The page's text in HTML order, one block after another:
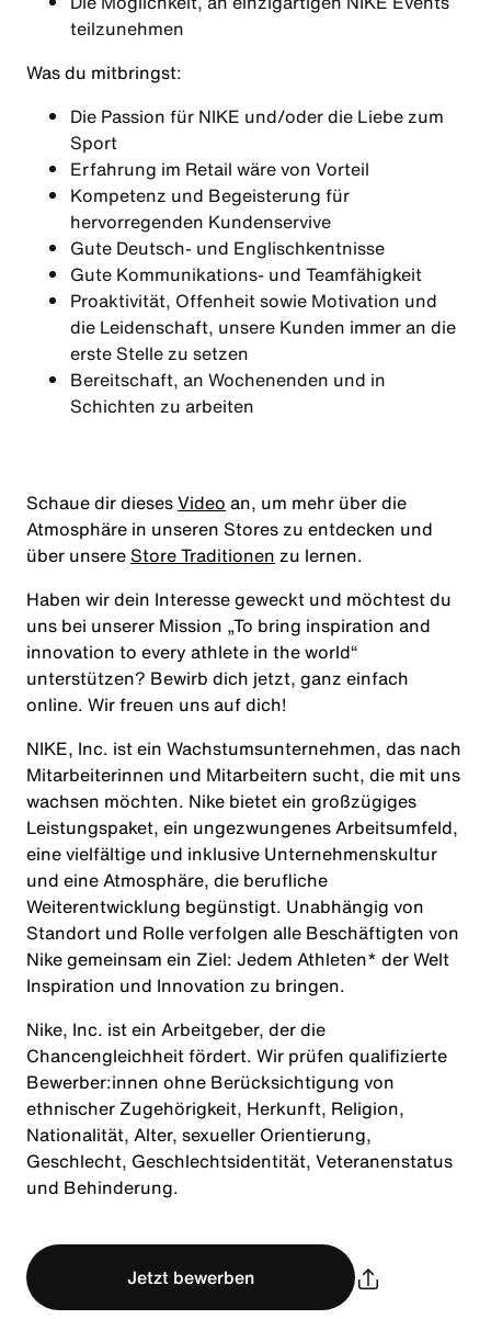
teilzunehmen
Was du mitbringst:
Die Passion für NIKE und/oder die Liebe zum
Sport
Erfahrung im Retail wäre von Vorteil
Kompetenz und Begeisterung für
hervorregenden Kundenservive
Gute Deutsch- und Englischkentnisse
Gute Kommunikations- und Teamfähigkeit
Proaktivität, Offenheit sowie Motivation und
die Leidenschaft, unsere Kunden immer an die
erste Stelle zu setzen
Bereitschaft, an Wochenenden und in
Schichten zu arbeiten
Schaue dir diesesVideo an, um mehr über die
Atmosphäre in unseren Stores zu entdecken und
über unsereStore Traditionen zu lernen.
Haben wir dein Interesse geweckt und möchtest du
uns bei unserer Mission „To bring inspiration and
innovation to every athlete in the world“
unterstützen? Bewirb dich jetzt, ganz einfach
online. Wir freuen uns auf dich!
NIKE, Inc. ist ein Wachstumsunternehmen, das nach
Mitarbeiterinnen und Mitarbeitern sucht, die mit uns
wachsen möchten. Nike bietet ein großzügiges
Leistungspaket, ein ungezwungenes Arbeitsumfeld,
eine vielfältige und inklusive Unternehmenskultur
und eine Atmosphäre, die berufliche
Weiterentwicklung begünstigt. Unabhängig von
Standort und Rolle verfolgen alle Beschäftigten von
Nike gemeinsam ein Ziel: Jedem Athleten* der Welt
Inspiration und Innovation zu bringen.
Nike, Inc. ist ein Arbeitgeber, der die
Chancengleichheit fördert. Wir prüfen qualifizierte
Bewerber:innen ohne Berücksichtigung von
ethnischer Zugehörigkeit, Herkunft, Religion,
Nationalität, Alter, sexueller Orientierung,
Geschlecht, Geschlechtsidentität, Veteranenstatus
und Behinderung.
Jetzt bewerben